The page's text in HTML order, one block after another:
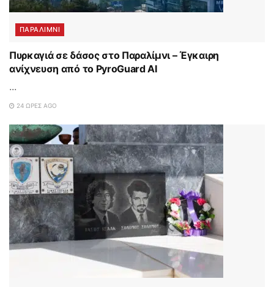
ΠΑΡΑΛΊΜΝΙ
Πυρκαγιά σε δάσος στο Παραλίμνι – Έγκαιρη
ανίχνευση από το PyroGuard AI
...
24 ΏΡΕΣ AGO